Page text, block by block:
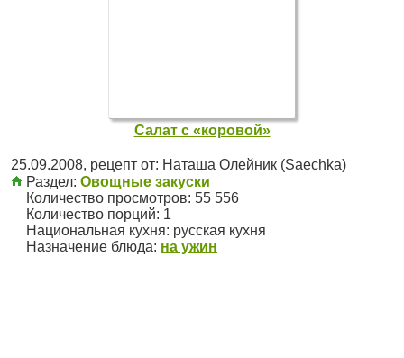
Салат с «коровой»
25.09.2008, рецепт от: Наташа Олейник (Saechka)
Раздел: Овощные закуски
Количество просмотров: 55 556
Количество порций: 1
Национальная кухня: русская кухня
Назначение блюда: на ужин